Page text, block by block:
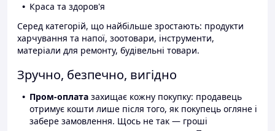
Краса та здоров'я
Серед категорій, що найбільше зростають: продукти
харчування та напої, зоотовари, інструменти,
матеріали для ремонту, будівельні товари.
Зручно, безпечно, вигідно
Пром-оплата захищає кожну покупку: продавець
отримує кошти лише після того, як покупець огляне і
забере замовлення. Щось не так — гроші